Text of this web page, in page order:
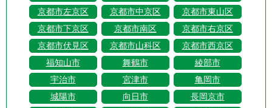
京都市左京区
京都市中京区
京都市東山区
京都市下京区
京都市南区
京都市右京区
京都市伏見区
京都市山科区
京都市西京区
福知山市
舞鶴市
綾部市
宇治市
宮津市
亀岡市
城陽市
向日市
長岡京市